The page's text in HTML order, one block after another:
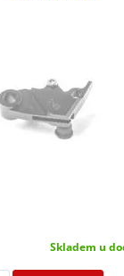
Skladem u